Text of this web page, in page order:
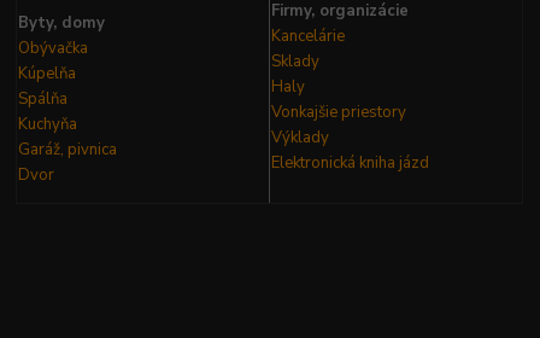
Byty, domy
Obývačka
Kúpelňa
Spálňa
Kuchyňa
Garáž, pivnica
Dvor
Firmy, organizácie
Kancelárie
Sklady
Haly
Vonkajšie priestory
Výklady
Elektronická kniha jázd